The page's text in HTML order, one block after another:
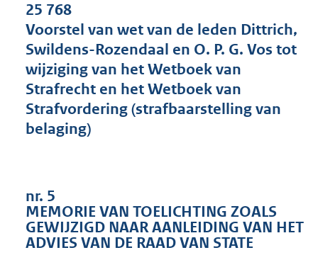
s
g
o
o
t
b
25 768
Voorstel van wet van de leden Dittrich,
Swildens-Rozendaal en O. P. G. Vos tot
wijziging van het Wetboek van
Strafrecht en het Wetboek van
Strafvordering (strafbaarstelling van
belaging)
nr. 5
MEMORIE VAN TOELICHTING ZOALS
GEWIJZIGD NAAR AANLEIDING VAN HET
ADVIES VAN DE RAAD VAN STATE